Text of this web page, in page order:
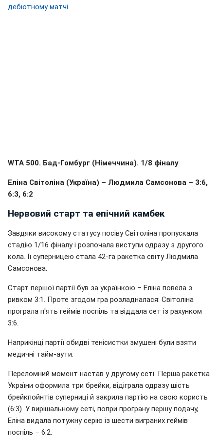
дебютному матчі
WTA 500. Бад-Гомбург (Німеччина). 1/8 фіналу
Еліна Світоліна (Україна) – Людмила Самсонова – 3:6,
6:3, 6:2
Нервовий старт та епічний камбек
Завдяки високому статусу посіву Світоліна пропускала
стадію 1/16 фіналу і розпочала виступи одразу з другого
кола. Її суперницею стала 42-га ракетка світу Людмила
Самсонова.
Старт першої партії був за українкою – Еліна повела з
ривком 3:1. Проте згодом гра розладналася: Світоліна
програла п'ять геймів поспіль та віддала сет із рахунком
3:6.
Наприкінці партії обидві тенісистки змушені були взяти
медичні тайм-аути.
Переломний момент настав у другому сеті. Перша ракетка
України оформила три брейки, відіграла одразу шість
брейкпойнтів суперниці й закрила партію на свою користь
(6:3). У вирішальному сеті, попри програну першу подачу,
Еліна видала потужну серію із шести виграних геймів
поспіль – 6:2.